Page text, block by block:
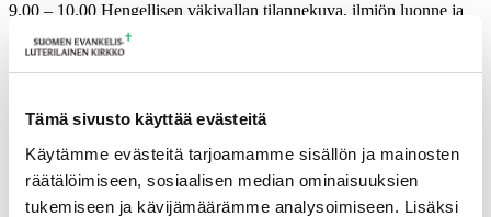
Tämä sivusto käyttää evästeitä
Käytämme evästeitä tarjoamamme sisällön ja mainosten
räätälöimiseen, sosiaalisen median ominaisuuksien
tukemiseen ja kävijämäärämme analysoimiseen. Lisäksi
9.00 – 10.00 Hengellisen väkivallan tilannekuva, ilmiön luonne ja
riskiympäristöjen tunnistaminen